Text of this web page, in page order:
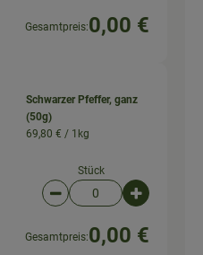
Gesamtpreis:0,00 €
Schwarzer Pfeffer, ganz
(50g)
69,80 € / 1kg
Stück
Artikelanzahl
Gesamtpreis:0,00 €